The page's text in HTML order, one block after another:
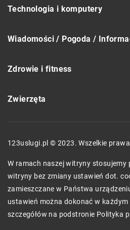
Technologia i komputery
Wiadomości / Pogoda /
Zdrowie i fitness
Zwierzęta
123uslugi.pl © 2023. Wszelkie
W ramach naszej witryny stosujemy
witryny bez zmiany ustawień dot.
zamieszczane w Państwa
ustawień można dokonać w każdym
szczegółów na podstronie Polityka